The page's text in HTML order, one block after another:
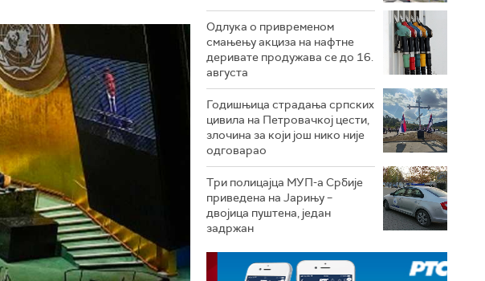
Одлука о привременом
смањењу акциза на нафтне
деривате продужава се до 16.
августа
Годишњица страдања српских
цивила на Петровачкој цести,
злочина за који још нико није
одговарао
Три полицајца МУП-а Србије
приведена на Јарињу –
двојица пуштена, један
задржан